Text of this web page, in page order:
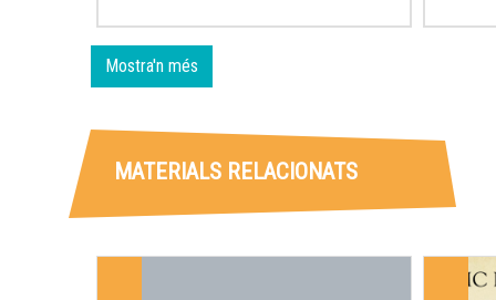
centres per un dia per submergir-se en
Mostra'n més
MATERIALS RELACIONATS